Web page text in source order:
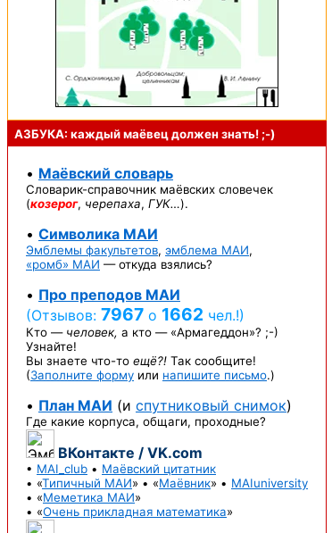
АЗБУКА: каждый маёвец должензнать! ;-)
• Маёвский словарь
Словарик-справочник маёвских словечек
(козерог, черепаха, ГУК…).
• Символика МАИ
Эмблемы факультетов, эмблема МАИ,
«ромб» МАИ — откуда взялись?
• Про преподов МАИ
(Отзывов: 7967 о 1662 чел.!)
Кто — человек, а кто — «Армагеддон»? ;-)
Узнайте!
Вы знаете что-то ещё?! Так сообщите!
(Заполните форму или напишите письмо.)
• План МАИ (и спутниковый снимок)
Где какие корпуса, общаги, проходные?
ВКонтакте / VK.com
• MAI_club • Маёвский цитатник
• «Типичный МАИ» • «Маёвник» • MAIuniversity
• «Меметика МАИ»
• «Очень прикладная математика»